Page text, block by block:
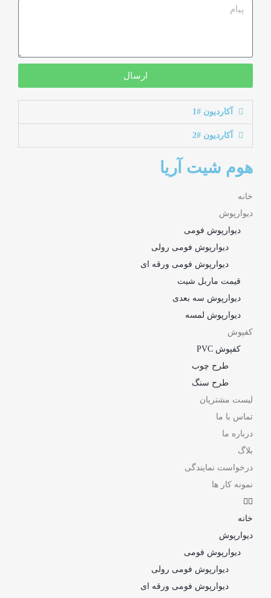
ارسال
آکاردیون #1
آکاردیون #2
هوم شیت آریا
خانه
دیوارپوش
دیوارپوش فومی
دیوارپوش فومی رولی
دیوارپوش فومی ورقه ای
قیمت ماربل شیت
دیوارپوش سه بعدی
دیوارپوش لمسه
کفپوش
کفپوش PVC
طرح چوب
طرح سنگ
لیست مشتریان
تماس با ما
درباره ما
بلاگ
درخواست نمایندگی
نمونه کار ها
خانه
دیوارپوش
دیوارپوش فومی
دیوارپوش فومی رولی
دیوارپوش فومی ورقه ای